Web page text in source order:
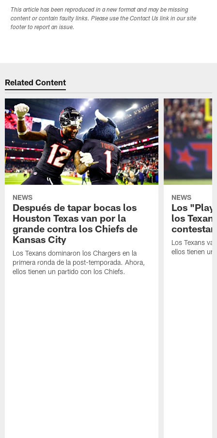
This article has been reproduced in a new format and may be missing
content or contain faulty links. Please use the Contact Us link in our site
footer to report an issue.
Related Content
NEWS
Después de tapar bocas los
Houston Texas van por la
grande contra los Chiefs de
Kansas City
Los Texans dominaron los Chargers en la
primera ronda de la post-temporada. Ahora,
ellos tienen un partido con los Chiefs.
NEWS
Los
los
contestar
Los Texans
ellos tienen un